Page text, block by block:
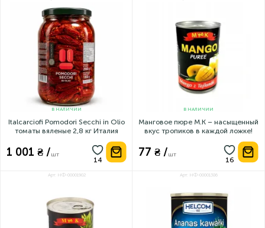
В НАЛИЧИИ
Italcarciofi Pomodori Secchi in Olio
томаты вяленые 2,8 кг Италия
1 001 ₴ /шт
В НАЛИЧИИ
Манговое пюре M.K – насыщенный
вкус тропиков в каждой ложке!
77 ₴ /шт
Арт: НФ-00001902 Арт: НФ-00001386